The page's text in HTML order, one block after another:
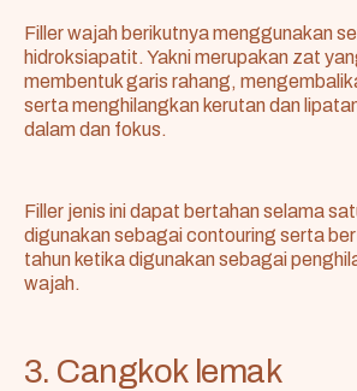
Filler wajah berikutnya menggunakan
hidroksiapatit. Yakni merupakan zat
membentuk garis rahang,
serta menghilangkan kerutan dan
dalam dan fokus.
Filler jenis ini dapat bertahan selama
digunakan sebagai contouring serta
tahun ketika digunakan sebagai
wajah.
3. Cangkok lemak